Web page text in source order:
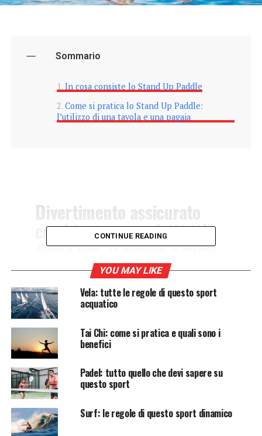
Sommario
In cosa consiste lo Stand Up Paddle
Come si pratica lo Stand Up Paddle:
l’utilizzo di una tavola e una pagaia
Divertimento assicurato
combinato con un’attività
fisica che si adatta a tutte
le tue esigenze sono le
caratteristiche presenti in
uno sport molto diffuso
negli ultimi anni e che
prende il nome di Sup,
ovvero Stand Up Paddle. Ma
come si pratica? E quali
sono le sue caratteristiche?
Di seguito vediamo gli
CONTINUE READING
YOU MAY LIKE
Vela: tutte le regole di questo sport
acquatico
Tai Chi: come si pratica e quali sono i
benefici
Padel: tutto quello che devi sapere su
questo sport
Surf: le regole di questo sport dinamico